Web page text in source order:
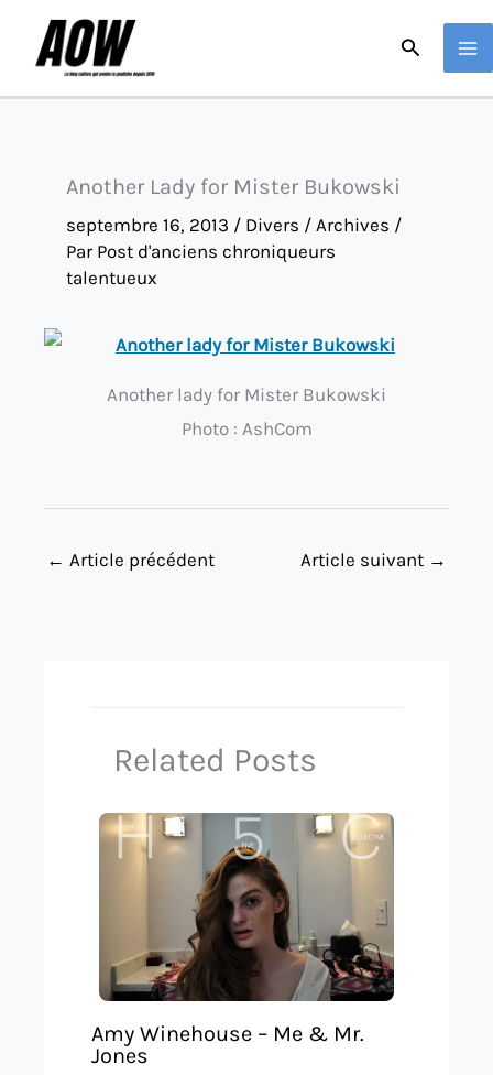
Another Lady for Mister Bukowski
septembre 16, 2013 / Divers / Archives /
Par Post d'anciens chroniqueurs
talentueux
Another lady for Mister Bukowski
Photo : AshCom
← Article précédent Article suivant →
Related Posts
Amy Winehouse – Me & Mr.
Jones